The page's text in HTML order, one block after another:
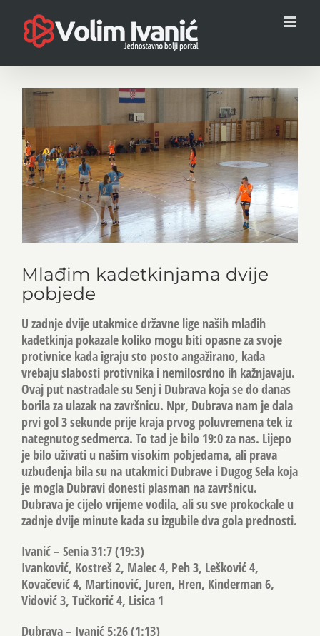
content
View
Larger
Image
Mlađim kadetkinjama dvije
pobjede
U zadnje dvije utakmice državne lige naših mlađih
kadetkinja pokazale koliko mogu biti opasne za svoje
protivnice kada igraju sto posto angažirano, kada
vrebaju slabosti protivnika i nemilosrdno ih kažnjavaju.
Ovaj put nastradale su Senj i Dubrava koja se do danas
borila za ulazak na završnicu. Npr, Dubrava nam je dala
prvi gol 3 sekunde prije kraja prvog poluvremena tek iz
nategnutog sedmerca. To tad je bilo 19:0 za nas. Lijepo
je bilo uživati u našim visokim pobjedama, ali prava
uzbuđenja bila su na utakmici Dubrave i Dugog Sela koja
je mogla Dubravi donesti plasman na završnicu.
Dubrava je cijelo vrijeme vodila, ali su sve prokockale u
zadnje dvije minute kada su izgubile dva gola prednosti.
Ivanić – Senia 31:7 (19:3)
Ivanković, Kostreš 2, Malec 4, Peh 3, Lešković 4,
Kovačević 4, Martinović, Juren, Hren, Kinderman 6,
Vidović 3, Tučkorić 4, Lisica 1
Dubrava – Ivanić 5:26 (1:13)